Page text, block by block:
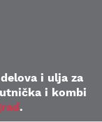
i ulja za
i kombi
.